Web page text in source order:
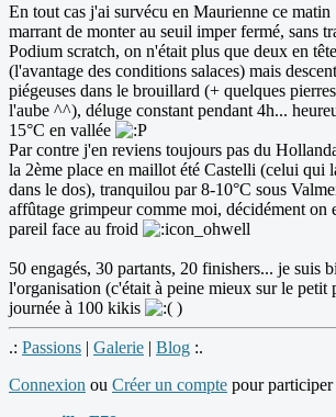
En tout cas j'ai survécu en Maurienne ce matin
marrant de monter au seuil imper fermé, sans
Podium scratch, on n'était plus que deux en
(l'avantage des conditions salaces) mais
piégeuses dans le brouillard (+ quelques
l'aube ^^), déluge constant pendant 4h...
15°C en vallée
Par contre j'en reviens toujours pas du
la 2ème place en maillot été Castelli (celui qui
dans le dos), tranquilou par 8-10°C sous
affûtage grimpeur comme moi, décidément on
pareil face au froid
50 engagés, 30 partants, 20 finishers... je suis
l'organisation (c'était à peine mieux sur le petit
journée à 100 kikis
)
.: Passions | Galerie | Blog :.
Connexion ou Créer un compte pour participer